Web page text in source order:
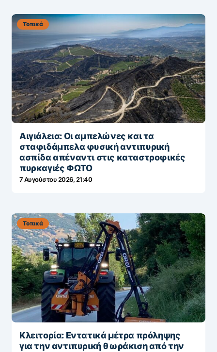
Τοπικά
Αιγιάλεια: Οι αμπελώνες και τα
σταφιδάμπελα φυσική αντιπυρική
ασπίδα απέναντι στις καταστροφικές
πυρκαγιές ΦΩΤΟ
7 Αυγούστου 2026, 21:40
Τοπικά
Κλειτορία: Εντατικά μέτρα πρόληψης
για την αντιπυρική θωράκιση από την